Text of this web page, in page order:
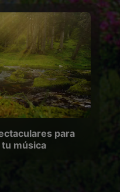
para
música